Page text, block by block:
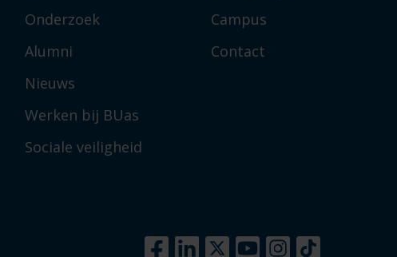
Onderzoek
Alumni
Nieuws
Werken bij BUas
Sociale veiligheid
Campus
Contact